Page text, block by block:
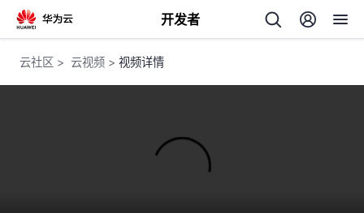
开发者
返
云社区 > 云视频 > 视频详情